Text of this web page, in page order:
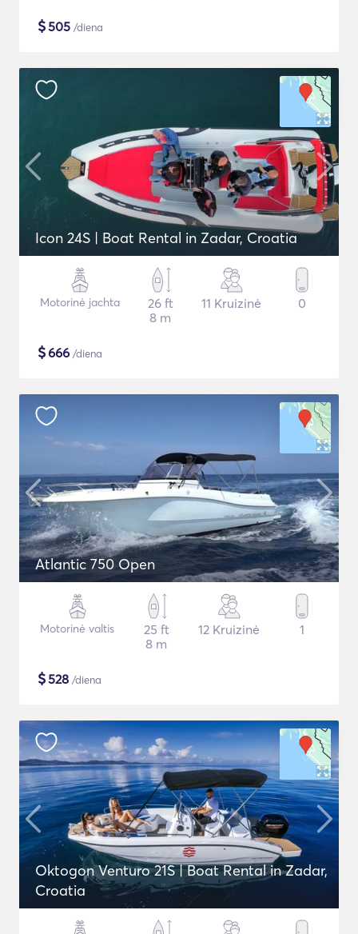
$505 /diena
Icon 24S | Boat Rental in Zadar, Croatia
Motorinė jachta
26 ft
8 m
11 Kruizinė 0
$666 /diena
Atlantic 750 Open
Motorinė valtis
25 ft
8 m
12 Kruizinė 1
$528 /diena
Oktogon Venturo 21S | Boat Rental in Zadar,
Croatia